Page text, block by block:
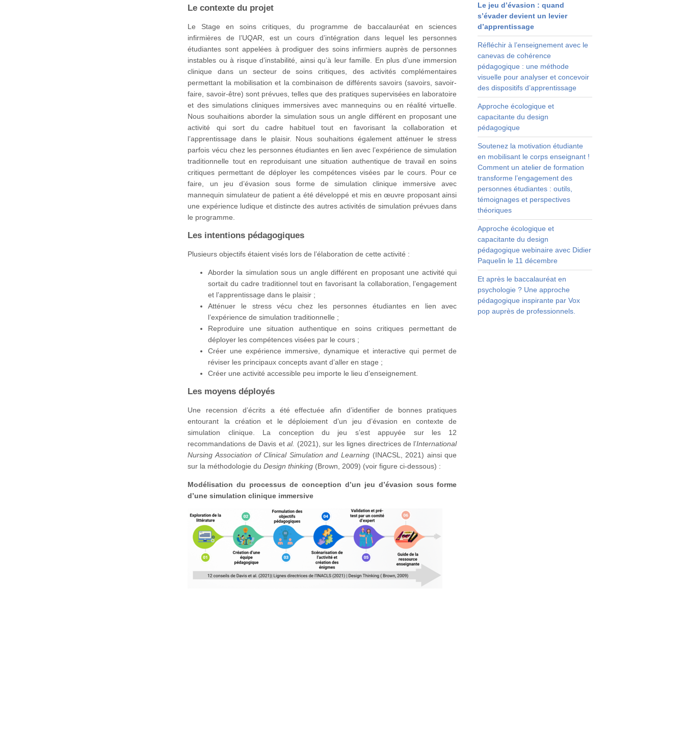
Le contexte du projet
Le Stage en soins critiques, du programme de baccalauréat en sciences
infirmières de l’UQAR, est un cours d’intégration dans lequel les personnes
étudiantes sont appelées à prodiguer des soins infirmiers auprès de personnes
instables ou à risque d’instabilité, ainsi qu’à leur famille. En plus d’une immersion
clinique dans un secteur de soins critiques, des activités complémentaires
permettant la mobilisation et la combinaison de différents savoirs (savoirs, savoir-
faire, savoir-être) sont prévues, telles que des pratiques supervisées en laboratoire
et des simulations cliniques immersives avec mannequins ou en réalité virtuelle.
Nous souhaitions aborder la simulation sous un angle différent en proposant une
activité qui sort du cadre habituel tout en favorisant la collaboration et
l’apprentissage dans le plaisir. Nous souhaitions également atténuer le stress
parfois vécu chez les personnes étudiantes en lien avec l’expérience de simulation
traditionnelle tout en reproduisant une situation authentique de travail en soins
critiques permettant de déployer les compétences visées par le cours. Pour ce
faire, un jeu d’évasion sous forme de simulation clinique immersive avec
mannequin simulateur de patient a été développé et mis en œuvre proposant ainsi
une expérience ludique et distincte des autres activités de simulation prévues dans
le programme.
Les intentions pédagogiques
Plusieurs objectifs étaient visés lors de l’élaboration de cette activité :
Aborder la simulation sous un angle différent en proposant une activité qui
sortait du cadre traditionnel tout en favorisant la collaboration, l’engagement
et l’apprentissage dans le plaisir ;
Atténuer le stress vécu chez les personnes étudiantes en lien avec
l’expérience de simulation traditionnelle ;
Reproduire une situation authentique en soins critiques permettant de
déployer les compétences visées par le cours ;
Créer une expérience immersive, dynamique et interactive qui permet de
réviser les principaux concepts avant d’aller en stage ;
Créer une activité accessible peu importe le lieu d’enseignement.
Les moyens déployés
Une recension d’écrits a été effectuée afin d’identifier de bonnes pratiques
entourant la création et le déploiement d’un jeu d’évasion en contexte de
simulation clinique. La conception du jeu s’est appuyée sur les 12
recommandations de Davis etal. (2021), sur les lignes directrices de l’International
Nursing Association of Clinical Simulation and Learning (INACSL, 2021) ainsi que
sur la méthodologie duDesign thinking (Brown, 2009) (voir figure ci-dessous) :
Modélisation du processus de conception d’un jeu d’évasion sous forme
d’une simulation clinique immersive
Le jeu d’évasion : quand
s’évader devient un levier
d’apprentissage
Réfléchir à l’enseignement avec le
canevas de cohérence
pédagogique : une méthode
visuelle pour analyser et concevoir
des dispositifs d’apprentissage
Approche écologique et
capacitante du design
pédagogique
Soutenez la motivation étudiante
en mobilisant le corps enseignant !
Comment un atelier de formation
transforme l’engagement des
personnes étudiantes : outils,
témoignages et perspectives
théoriques
Approche écologique et
capacitante du design
pédagogique webinaire avec Didier
Paquelin le 11 décembre
Et après le baccalauréat en
psychologie ? Une approche
pédagogique inspirante par Vox
pop auprès de professionnels.